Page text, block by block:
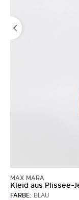
MAX MARA
Kleid aus Plissee-
FARBE: BLAU